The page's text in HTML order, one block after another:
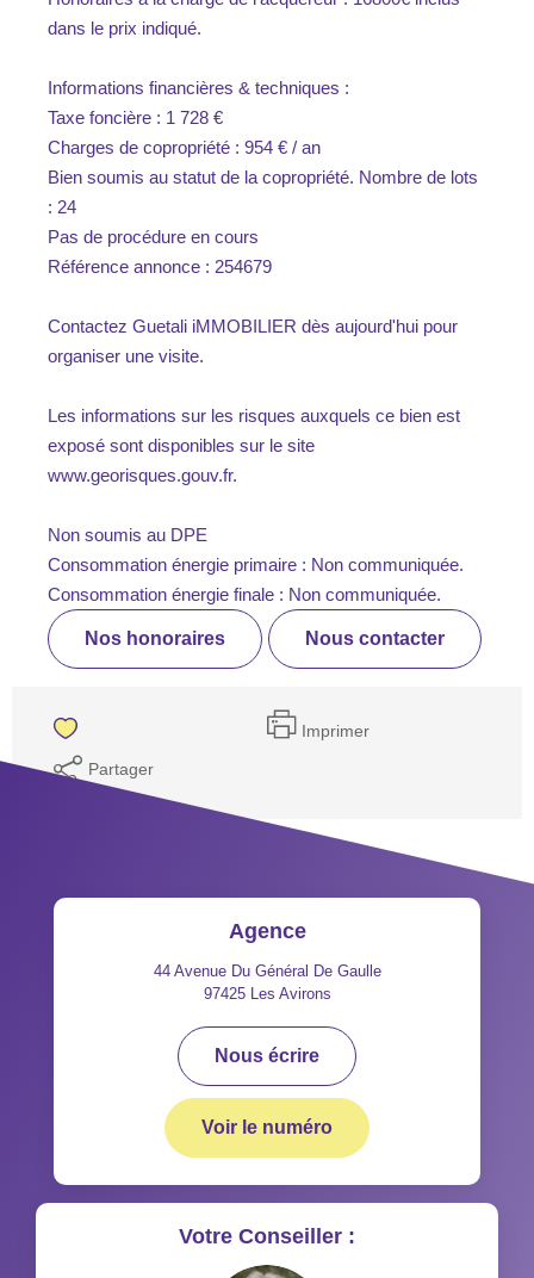
dans le prix indiqué.
Informations financières & techniques :
Taxe foncière : 1 728 €
Charges de copropriété : 954 € / an
Bien soumis au statut de la copropriété. Nombre de lots
: 24
Pas de procédure en cours
Référence annonce : 254679
Contactez Guetali iMMOBILIER dès aujourd'hui pour
organiser une visite.
Les informations sur les risques auxquels ce bien est
exposé sont disponibles sur le site
www.georisques.gouv.fr.
Non soumis au DPE
Consommation énergie primaire : Non communiquée.
Consommation énergie finale : Non communiquée.
Nos honoraires Nous contacter
Imprimer
Partager
Agence
44 Avenue Du Général De Gaulle
97425 Les Avirons
Nous écrire
Voir le numéro
Votre Conseiller :